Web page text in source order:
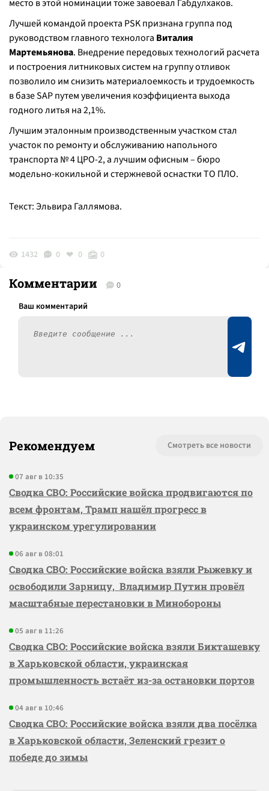
место в этой номинации тоже завоевал Габдулхаков.
Лучшей командой проекта PSK признана группа под
руководством главного технолога Виталия
Мартемьянова. Внедрение передовых технологий расчета
и построения литниковых систем на группу отливок
позволило им снизить материалоемкость и трудоемкость
в базе SAP путем увеличения коэффициента выхода
годного литья на 2,1%.
Лучшим эталонным производственным участком стал
участок по ремонту и обслуживанию напольного
транспорта № 4 ЦРО-2, а лучшим офисным – бюро
модельно-кокильной и стержневой оснастки ТО ПЛО.
Текст: Эльвира Галлямова.
1432 0 0 0
Комментарии 0
Рекомендуем Смотреть все новости
07 авг в 10:35
Сводка СВО: Российские войска продвигаются по
всем фронтам, Трамп нашёл прогресс в
украинском урегулировании
06 авг в 08:01
Сводка СВО: Российские войска взяли Рыжевку и
освободили Зарницу, Владимир Путин провёл
масштабные перестановки в Минобороны
05 авг в 11:26
Сводка СВО: Российские войска взяли Бикташевку
в Харьковской области, украинская
промышленность встаёт из-за остановки портов
04 авг в 10:46
Сводка СВО: Российские войска взяли два посёлка
в Харьковской области, Зеленский грезит о
победе до зимы